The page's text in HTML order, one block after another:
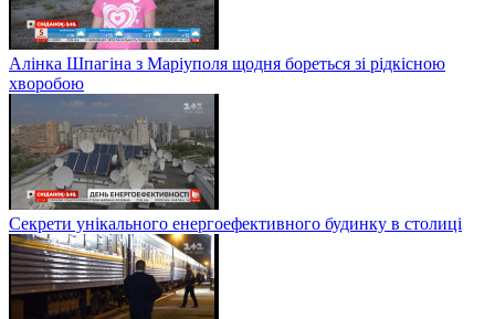
Алінка Шпагіна з Маріуполя щодня бореться зі рідкісною
хворобою
Секрети унікального енергоефективного будинку в столиці